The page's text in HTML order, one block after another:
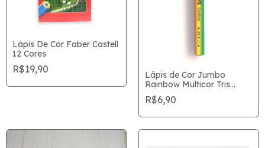
Lápis De Cor Faber Castell
12 Cores
R$19,90
Lápis de Cor Jumbo
Rainbow Multicor Tris
unitário
R$6,90